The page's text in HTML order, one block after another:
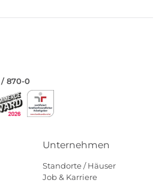
/ 870-0
Unternehmen
Standorte / Häuser
Job & Karriere